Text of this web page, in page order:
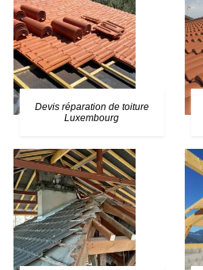
Devis réparation de toiture
Luxembourg